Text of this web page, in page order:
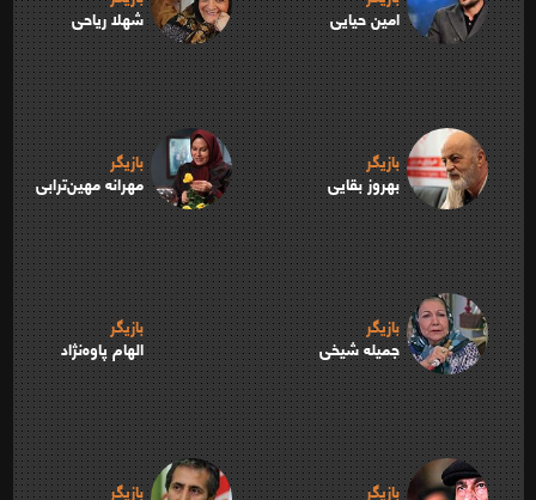
امین حیایی شهلا ریاحی
بازیگر
بهروز بقایی
بازیگر
مهرانه مهین‌ترابی
بازیگر
جمیله شیخی
بازیگر
الهام پاوه‌نژاد
بازیگر بازیگر